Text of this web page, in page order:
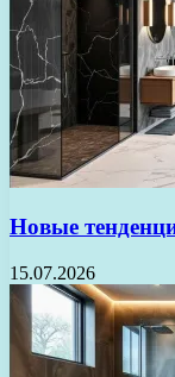
Новые
15.07.2026